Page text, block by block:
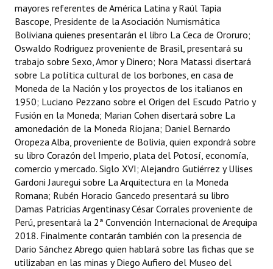
Banca del Vecino - Registro
Huéspedes de Honor - Registro
Antiguos Pobladores - Registro
Reconocimientos - Registro
Bariloche, Municipio intercultural
Entrega de distinciones
REFORMA DE LA CARTA ORGÁNICA
mayores referentes de América Latina y Raúl Tapia
Bascope, Presidente de la Asociación Numismática
Boliviana quienes presentarán el libro La Ceca de Ororuro;
Oswaldo Rodriguez proveniente de Brasil, presentará su
trabajo sobre Sexo, Amor y Dinero; Nora Matassi disertará
sobre La política cultural de los borbones, en casa de
Moneda de la Nación y los proyectos de los italianos en
1950; Luciano Pezzano sobre el Origen del Escudo Patrio y
Fusión en la Moneda; Marian Cohen disertará sobre La
amonedación de la Moneda Riojana; Daniel Bernardo
Oropeza Alba, proveniente de Bolivia, quien expondrá sobre
su libro Corazón del Imperio, plata del Potosí, economía,
comercio y mercado. Siglo XVI; Alejandro Gutiérrez y Ulises
Gardoni Jauregui sobre La Arquitectura en la Moneda
Romana; Rubén Horacio Gancedo presentará su libro
Damas Patricias Argentinasy César Corrales proveniente de
Perú, presentará la 2ª Convención Internacional de Arequipa
2018. Finalmente contarán también con la presencia de
Dario Sánchez Abrego quien hablará sobre las fichas que se
utilizaban en las minas y Diego Aufiero del Museo del